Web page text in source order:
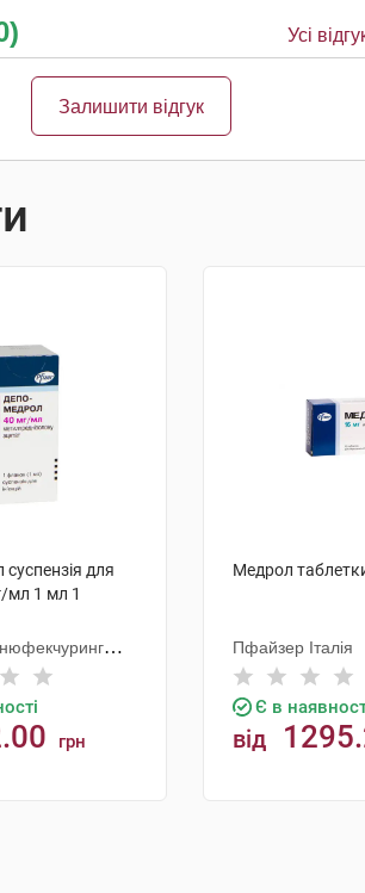
Усі
Залишити відгук
для
мл 1 мл 1
грн
Медрол
Пфайзер Італія
Є в
від